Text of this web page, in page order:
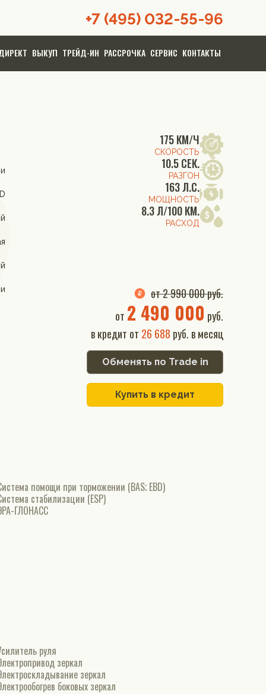
+7 (495) 032-55-96
ВЫКУП ТРЕЙД-ИН РАССРОЧКА СЕРВИС КОНТАКТЫ
175 КМ/Ч
СКОРОСТЬ
10.5 СЕК.
РАЗГОН
163 Л.С.
МОЩНОСТЬ
8.3 Л/100 КМ.
РАСХОД
от 2 990 000 руб.
от 2 490 000 руб.
в кредит от 26 688 руб. в месяц
Обменять по Trade in
Купить в кредит
помощи при торможении (BAS; EBD)
стабилизации (ESP)
ГЛОНАСС
руля
зеркал
зеркал
боковых зеркал